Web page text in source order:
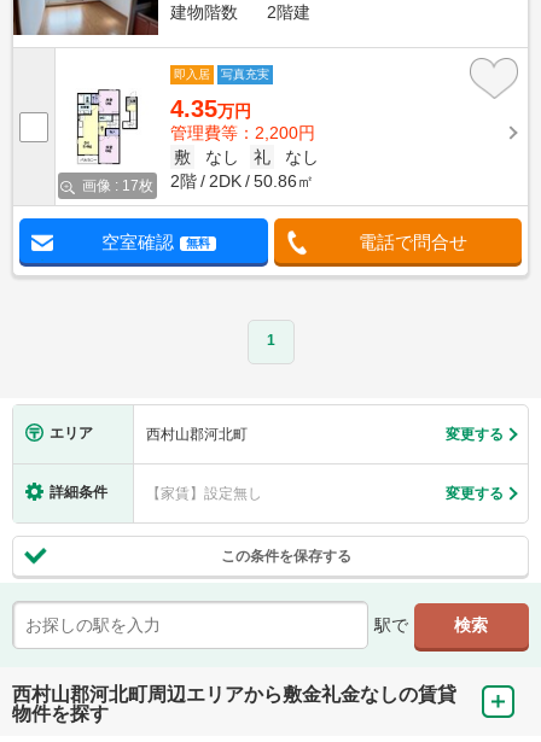
建物階数
2階建
画像 : 17枚
即入居 写真充実
4.35万円
管理費等：2,200円
敷
なし 礼
なし
2階
2DK 50.86㎡
空室確認 無料 電話で問合せ
1
エリア 西村山郡河北町 変更する
詳細条件 【家賃】設定無し 変更する
この条件を保存する
駅で
西村山郡河北町周辺エリアから敷金礼金なしの賃貸
物件を探す